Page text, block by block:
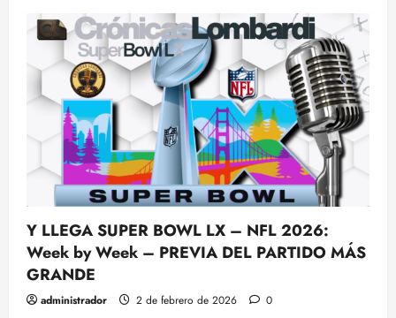
Y LLEGA SUPER BOWL LX – NFL 2026:
Week by Week – PREVIA DEL PARTIDO MÁS
GRANDE
administrador 2 de febrero de 2026 0